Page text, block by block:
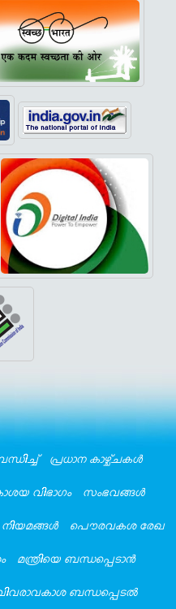
പ്രധാന കാഴ്ച്ചകൾ
വിഭാഗം സംഭവങ്ങൾ
നിയമങ്ങൾ പൌരവകശ രേഖ
മന്ത്രിയെ ബന്ധപ്പെടാൻ
ബന്ധപ്പെടൽ